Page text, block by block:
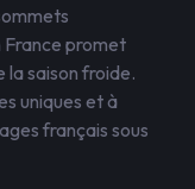
France promet
saison froide.
uniques et à
français sous